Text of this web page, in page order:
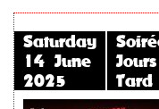
Saturday
14 June
2025
Tard